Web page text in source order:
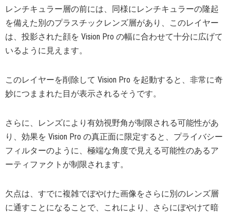
レンチキュラー層の前には、同様にレンチキュラーの隆起
を備えた別のプラスチックレンズ層があり、このレイヤー
は、投影された顔を Vision Pro の幅に合わせて十分に広げて
いるように見えます。
このレイヤーを削除して Vision Pro を起動すると、非常に奇
妙につままれた目が表示されるそうです。
さらに、レンズにより有効視野角が制限される可能性があ
り、効果を Vision Pro の真正面に限定すると、プライバシー
フィルターのように、極端な角度で見える可能性のあるア
ーティファクトが制限されます。
欠点は、すでに複雑でぼやけた画像をさらに別のレンズ層
に通すことになることで、これにより、さらにぼやけて暗